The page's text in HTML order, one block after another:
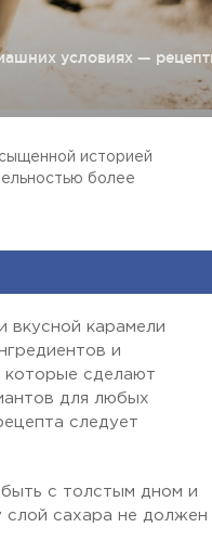
условиях —
историей
более
вкусной карамели
и
которые сделают
для любых
следует
с толстым дном и
слой сахара не должен